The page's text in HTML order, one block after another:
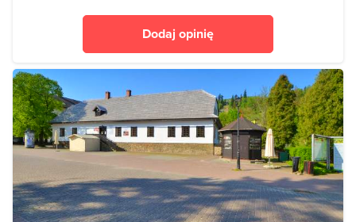
Dodaj opinię